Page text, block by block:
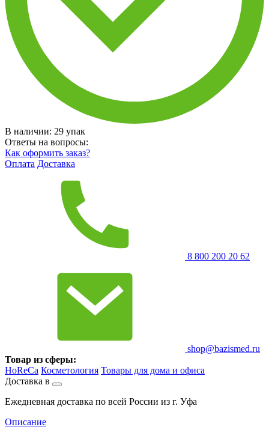
В наличии: 29 упак
Ответы на вопросы:
Как оформить заказ?
Оплата Доставка
8 800 200 20 62
shop@bazismed.ru
Товар из сферы:
HoReCa Косметология Товары для дома и офиса
Доставка в
Ежедневная доставка по всей России из г. Уфа
Описание